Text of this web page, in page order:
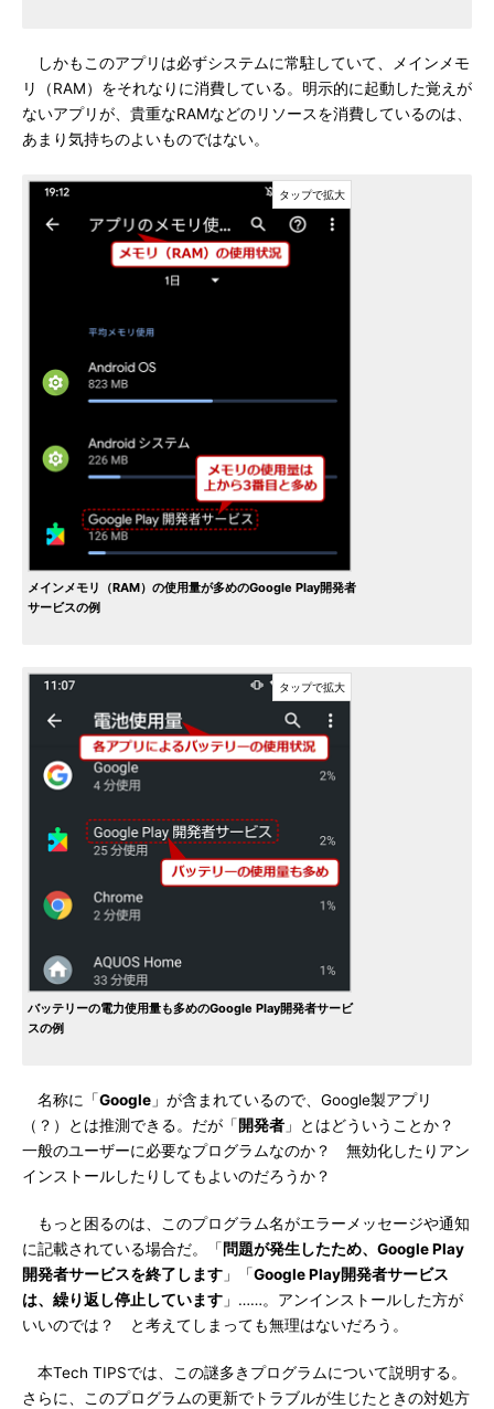
しかもこのアプリは必ずシステムに常駐していて、メインメモ
リ（RAM）をそれなりに消費している。明示的に起動した覚えが
ないアプリが、貴重なRAMなどのリソースを消費しているのは、
あまり気持ちのよいものではない。
メインメモリ（RAM）の使用量が多めのGoogle Play開発者
サービスの例
バッテリーの電力使用量も多めのGoogle Play開発者サービ
スの例
名称に「Google 」が含まれているので、Google製アプリ
（？）とは推測できる。だが「 開発者 」とはどういうことか？
一般のユーザーに必要なプログラムなのか？ 無効化したりアン
インストールしたりしてもよいのだろうか？
もっと困るのは、このプログラム名がエラーメッセージや通知
に記載されている場合だ。「 問題が発生したため、Google Play
開発者サービスを終了します 」「Google Play開発者サービス
は、繰り返し停止しています 」……。アンインストールした方が
いいのでは？ と考えてしまっても無理はないだろう。
本Tech TIPSでは、この謎多きプログラムについて説明する。
さらに、このプログラムの更新でトラブルが生じたときの対処方